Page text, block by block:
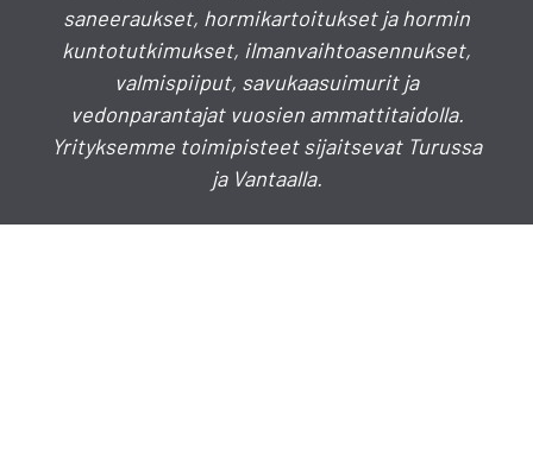
saneeraukset, hormikartoitukset ja hormin
kuntotutkimukset, ilmanvaihtoasennukset,
valmispiiput, savukaasuimurit ja
vedonparantajat vuosien ammattitaidolla.
Yrityksemme toimipisteet sijaitsevat Turussa
ja Vantaalla.
Puhelinkeskus020 730 4030